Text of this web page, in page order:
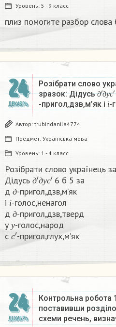
Уровень: 5 - 9 класс
плиз помогите разбор слова
24
ДЕКАБРЬ
Розібрати слово
зразок: Дідусь д д ус
д′ду
-пригол,дзв,м’як і
і
і-
Автор: trubindanila4774
Предмет: Українська мова
Уровень: 1 - 4 класс
Розібрати слово українець
Дідусь
д д у с
д′дус′
6 б 5 за
д
д
д-пригол,дзв,м’як
і
і
і -голос,ненагол
д
д
д-пригол,дзв,тверд
у
у
у-голос,народ
с
с
с′-пригол,глух,м’як​
24
ДЕКАБРЬ
Контрольна робота
поставивши
схеми речень,